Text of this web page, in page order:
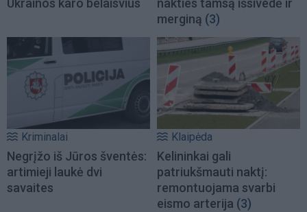
merginą (3)
Kriminalai
Negrįžo iš Jūros šventės:
artimieji laukė dvi
savaites
Klaipėda
Kelininkai gali
patriukšmauti naktį:
remontuojama svarbi
eismo arterija (3)